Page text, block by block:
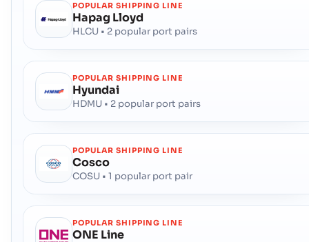
Chattanooga
Adress :Chattanooga (USCHA), United States of America, usa
Hamnkod :USCHA
Cheboygan
Postnummer :
Hamnkod :
USCHG
Adress :
Postnummer :-
POPULAR SHIPPING LINE
Hapag Lloyd
HLCU • 2 popular port pairs
POPULAR SHIPPING LINE
Hyundai
HDMU • 2 popular port pairs
POPULAR SHIPPING LINE
Cosco
COSU • 1 popular port pair
POPULAR SHIPPING LINE
ONE Line